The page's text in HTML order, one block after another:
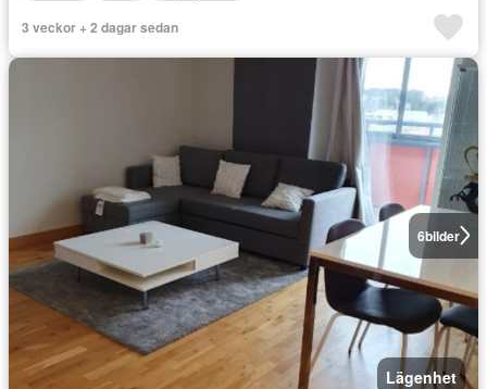
3 veckor + 2 dagar sedan
6bilder
Lägenhet